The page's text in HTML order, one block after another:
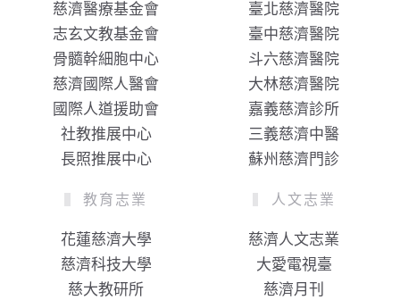
慈濟醫療基金會
志玄文教基金會
骨髓幹細胞中心
慈濟國際人醫會
國際人道援助會
社教推展中心
長照推展中心
臺北慈濟醫院
臺中慈濟醫院
斗六慈濟醫院
大林慈濟醫院
嘉義慈濟診所
三義慈濟中醫
蘇州慈濟門診
教育志業
花蓮慈濟大學
慈濟科技大學
慈大教研所
人文志業
慈濟人文志業
大愛電視臺
慈濟月刊